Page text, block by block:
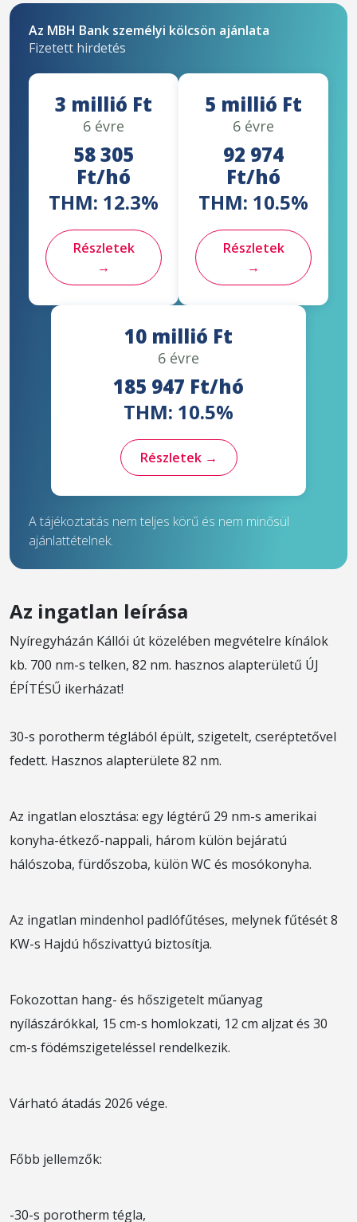
Az MBH Bank személyi kölcsön ajánlata
Fizetett hirdetés
3 millió Ft
6 évre
58 305
Ft/hó
THM: 12.3%
Részletek
→
5 millió Ft
6 évre
92 974
Ft/hó
THM: 10.5%
Részletek
→
10 millió Ft
6 évre
185 947 Ft/hó
THM: 10.5%
Részletek →
A tájékoztatás nem teljes körű és nem minősül
ajánlattételnek.
Az ingatlan leírása
Nyíregyházán Kállói út közelében megvételre kínálok
kb. 700 nm-s telken, 82 nm. hasznos alapterületű ÚJ
ÉPÍTÉSŰ ikerházat!
30-s porotherm téglából épült, szigetelt, cseréptetővel
fedett. Hasznos alapterülete 82 nm.
Az ingatlan elosztása: egy légtérű 29 nm-s amerikai
konyha-étkező-nappali, három külön bejáratú
hálószoba, fürdőszoba, külön WC és mosókonyha.
Az ingatlan mindenhol padlófűtéses, melynek fűtését 8
KW-s Hajdú hőszivattyú biztosítja.
Fokozottan hang- és hőszigetelt műanyag
nyílászárókkal, 15 cm-s homlokzati, 12 cm aljzat és 30
cm-s födémszigeteléssel rendelkezik.
Várható átadás 2026 vége.
Főbb jellemzők:
-30-s porotherm tégla,